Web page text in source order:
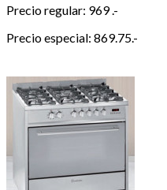
Precio regular: 969 .-
Precio especial: 869.75.-